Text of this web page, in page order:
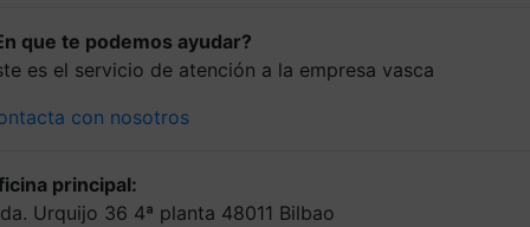
que te podemos ayudar?
es el servicio de atención a la empresa vasca
con nosotros
principal:
Urquijo 36 4ª planta 48011 Bilbao